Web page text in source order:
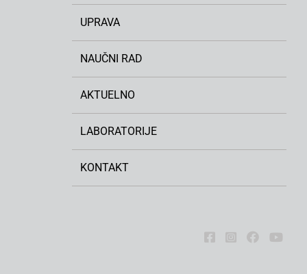
UPRAVA
NAUČNI RAD
AKTUELNO
LABORATORIJE
KONTAKT